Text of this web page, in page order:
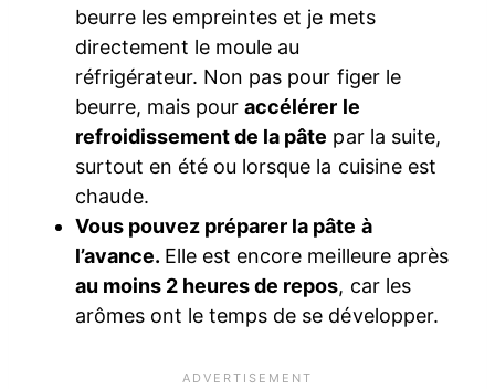
beurre les empreintes et je mets
directement le moule au
réfrigérateur. Non pas pour figer le
beurre, mais pouraccélérer le
refroidissement de la pâte par la suite,
surtout en été ou lorsque la cuisine est
chaude.
Vous pouvez préparer la pâte à
l’avance. Elle est encore meilleure après
au moins 2 heures de repos, car les
arômes ont le temps de se développer.